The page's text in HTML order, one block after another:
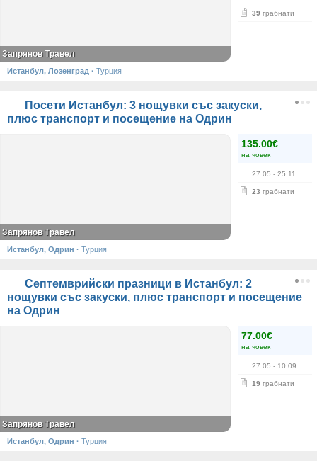
39 грабнати
Запрянов Травел
Истанбул, Лозенград · Турция
Посети Истанбул: 3 нощувки със закуски,
плюс транспорт и посещение на Одрин
135.00€
на човек
27.05 - 25.11
23 грабнати
Запрянов Травел
Истанбул, Одрин · Турция
Септемврийски празници в Истанбул: 2
нощувки със закуски, плюс транспорт и посещение
на Одрин
77.00€
на човек
27.05 - 10.09
19 грабнати
Запрянов Травел
Истанбул, Одрин · Турция